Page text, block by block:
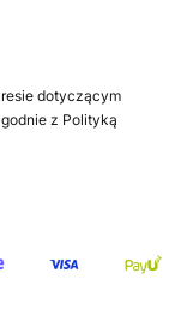
dotyczącym
z Polityką